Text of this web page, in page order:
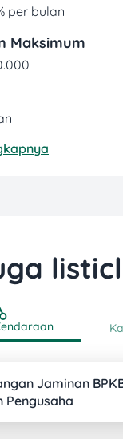
per bulan
Maksimum
Jaminan
Pengusaha